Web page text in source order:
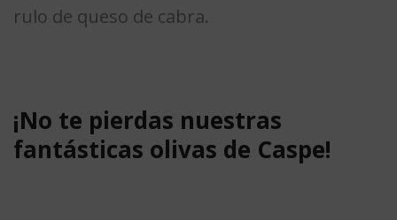
rulo de queso de cabra.
¡No te pierdas nuestras
fantásticas olivas de Caspe!